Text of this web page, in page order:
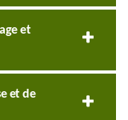
et
et de